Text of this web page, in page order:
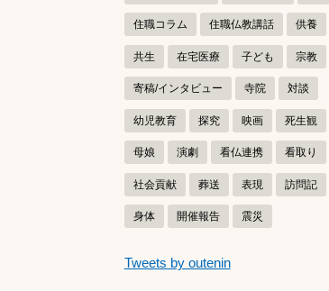
住職コラム 住職仏教講話 供養
共生 在宅医療 子ども 宗教
寄稿/インタビュー 寺院 対談
幼児教育 探究 映画 死生観
母娘 演劇 看仏連携 看取り
社会貢献 葬送 表現 訪問記
身体 開催報告 震災
つぶやきをスキップする
Tweets by outenin